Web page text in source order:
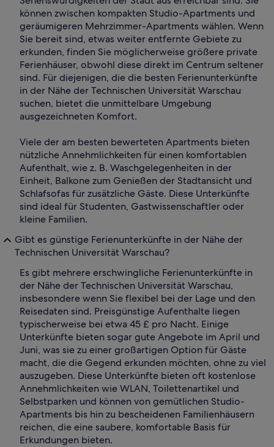
können zwischen kompakten Studio-Apartments und
geräumigeren Mehrzimmer-Apartments wählen. Wenn
Sie bereit sind, etwas weiter entfernte Gebiete zu
erkunden, finden Sie möglicherweise größere private
Ferienhäuser, obwohl diese direkt im Centrum seltener
sind. Für diejenigen, die die besten Ferienunterkünfte
in der Nähe der Technischen Universität Warschau
suchen, bietet die unmittelbare Umgebung
ausgezeichneten Komfort.
Viele der am besten bewerteten Apartments bieten
nützliche Annehmlichkeiten für einen komfortablen
Aufenthalt, wie z. B. Waschgelegenheiten in der
Einheit, Balkone zum Genießen der Stadtansicht und
Schlafsofas für zusätzliche Gäste. Diese Unterkünfte
sind ideal für Studenten, Gastwissenschaftler oder
kleine Familien.
Gibt es günstige Ferienunterkünfte in der Nähe der
Technischen Universität Warschau?
Es gibt mehrere erschwingliche Ferienunterkünfte in
der Nähe der Technischen Universität Warschau,
insbesondere wenn Sie flexibel bei der Lage und den
Reisedaten sind. Preisgünstige Aufenthalte liegen
typischerweise bei etwa 45 £ pro Nacht. Einige
Unterkünfte bieten sogar gute Angebote im April und
Juni, was sie zu einer großartigen Option für Gäste
macht, die die Gegend erkunden möchten, ohne zu viel
auszugeben. Diese Unterkünfte bieten oft kostenlose
Annehmlichkeiten wie WLAN, Toilettenartikel und
Selbstparken und können von gemütlichen Studio-
Apartments bis hin zu bescheidenen Familienhäusern
reichen, die eine saubere, komfortable Basis für
Erkundungen bieten.